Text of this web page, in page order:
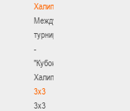
Халипского"
Международный
турнир
-
"Кубок
Халипского"
3x3
3x3